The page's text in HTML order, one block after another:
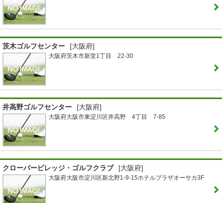
茨木ゴルフセンター [大阪府]
大阪府茨木市新堂1丁目 22-30
井高野ゴルフセンター [大阪府]
大阪府大阪市東淀川区井高野 4丁目 7-85
クローバービレッジ・ゴルフクラブ [大阪府]
大阪府大阪市淀川区新北野1-9-15ホテルプラザオーサカ3F